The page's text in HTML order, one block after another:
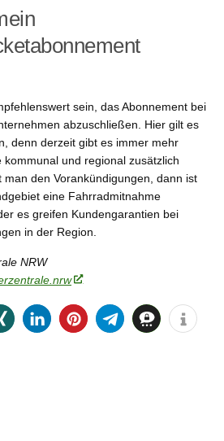
sein, das Abonnement bei
abzuschließen. Hier gilt es
denn derzeit gibt es immer mehr
und regional zusätzlich
den Vorankündigungen, dann ist
eine Fahrradmitnahme
es greifen Kundengarantien bei
in der Region.
NRW